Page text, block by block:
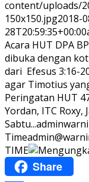
content/uploads/
150x150.jpg2018-
28T20:59:35+00:00
Acara HUT DPA
dibuka dengan
dari Efesus 3:16-
agar Timotius
Peringatan HUT
Yordan, ITC Roxy,
Sabtu...
Time
TIME
Share